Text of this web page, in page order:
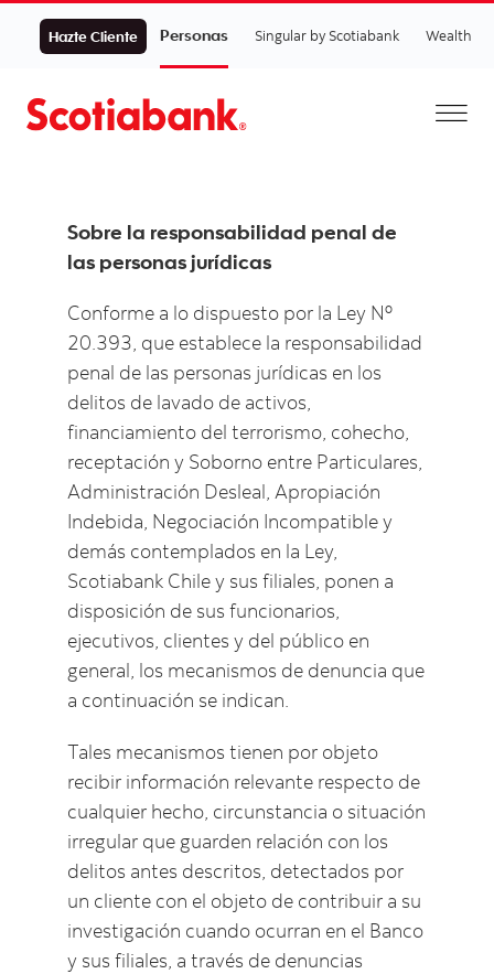
Hazte Cliente Personas Singular by Scotiabank Wealth
Sobre la responsabilidad penal de
las personas jurídicas
Conforme a lo dispuesto por la Ley Nº
20.393, que establece la responsabilidad
penal de las personas jurídicas en los
delitos de lavado de activos,
financiamiento del terrorismo, cohecho,
receptación y Soborno entre Particulares,
Administración Desleal, Apropiación
Indebida, Negociación Incompatible y
demás contemplados en la Ley,
Scotiabank Chile y sus filiales, ponen a
disposición de sus funcionarios,
ejecutivos, clientes y del público en
general, los mecanismos de denuncia que
a continuación se indican.
Tales mecanismos tienen por objeto
recibir información relevante respecto de
cualquier hecho, circunstancia o situación
irregular que guarden relación con los
delitos antes descritos, detectados por
un cliente con el objeto de contribuir a su
investigación cuando ocurran en el Banco
y sus filiales, a través de denuncias